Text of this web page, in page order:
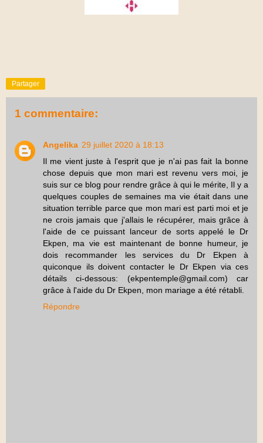
Partager
1 commentaire:
Angelika 29 juillet 2020 à 18:13
Il me vient juste à l'esprit que je n'ai pas fait la bonne
chose depuis que mon mari est revenu vers moi, je
suis sur ce blog pour rendre grâce à qui le mérite, Il y a
quelques couples de semaines ma vie était dans une
situation terrible parce que mon mari est parti moi et je
ne crois jamais que j'allais le récupérer, mais grâce à
l'aide de ce puissant lanceur de sorts appelé le Dr
Ekpen, ma vie est maintenant de bonne humeur, je
dois recommander les services du Dr Ekpen à
quiconque ils doivent contacter le Dr Ekpen via ces
détails ci-dessous: (ekpentemple@gmail.com) car
grâce à l'aide du Dr Ekpen, mon mariage a été rétabli.
Répondre